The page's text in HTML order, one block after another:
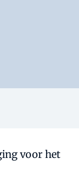
voor het